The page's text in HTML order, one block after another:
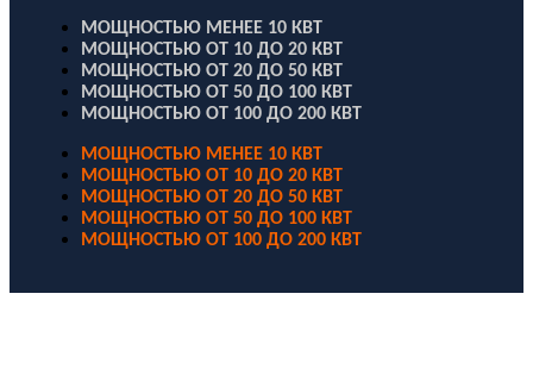
МОЩНОСТЬЮ МЕНЕЕ 10 КВТ
МОЩНОСТЬЮ ОТ 10 ДО 20 КВТ
МОЩНОСТЬЮ ОТ 20 ДО 50 КВТ
МОЩНОСТЬЮ ОТ 50 ДО 100 КВТ
МОЩНОСТЬЮ ОТ 100 ДО 200 КВТ
МОЩНОСТЬЮ МЕНЕЕ 10 КВТ
МОЩНОСТЬЮ ОТ 10 ДО 20 КВТ
МОЩНОСТЬЮ ОТ 20 ДО 50 КВТ
МОЩНОСТЬЮ ОТ 50 ДО 100 КВТ
МОЩНОСТЬЮ ОТ 100 ДО 200 КВТ